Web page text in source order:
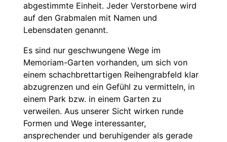
abgestimmte Einheit. Jeder Verstorbene wird
auf den Grabmalen mit Namen und
Lebensdaten genannt.
Es sind nur geschwungene Wege im
Memoriam-Garten vorhanden, um sich von
einem schachbrettartigen Reihengrabfeld klar
abzugrenzen und ein Gefühl zu vermitteln, in
einem Park bzw. in einem Garten zu
verweilen. Aus unserer Sicht wirken runde
Formen und Wege interessanter,
ansprechender und beruhigender als gerade